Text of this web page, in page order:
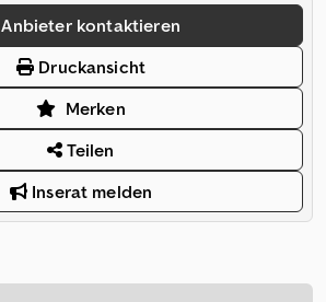
Anbieter kontaktieren
Druckansicht
Merken
Teilen
Inserat melden